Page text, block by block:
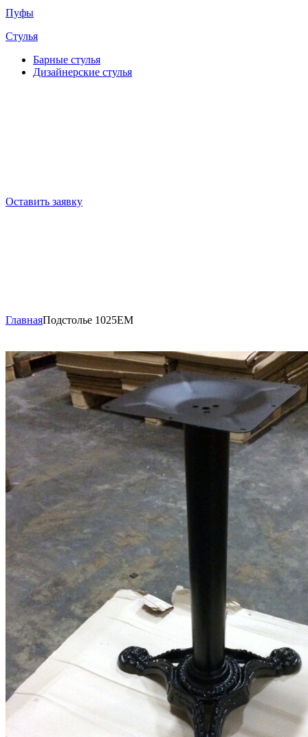
Пуфы
Стулья
Барные cтулья
Дизайнерские cтулья
Оставить заявку
ГлавнаяПодстолье 1025EM